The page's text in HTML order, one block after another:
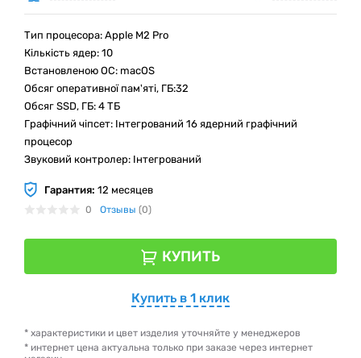
Тип процесора: Apple M2 Pro
Кількість ядер: 10
Встановленою ОС: macOS
Обсяг оперативної пам'яті, ГБ:32
Обсяг SSD, ГБ: 4 ТБ
Графічний чіпсет: Інтегрований 16 ядерний графічний
процесор
Звуковий контролер: Інтегрований
Гарантия: 12 месяцев
0 Отзывы (0)
КУПИТЬ
Купить в 1 клик
* характеристики и цвет изделия уточняйте у менеджеров
* интернет цена актуальна только при заказе через интернет